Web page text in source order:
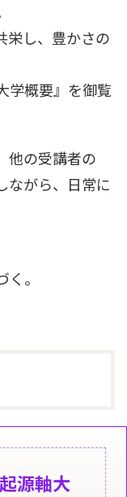
栄し、豊かさの
学概要』を御覧
他の受講者の
ながら、日常に
。
源軸大